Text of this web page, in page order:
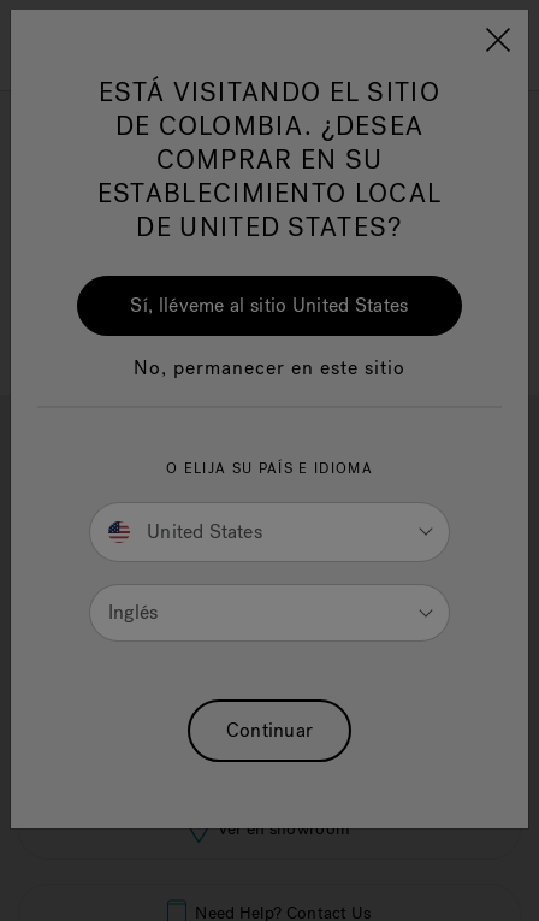
Jacuzzi&reg; Latin
Responsabilidad Social
HIDROMASAJE
Jacuzzi 2d+ X-Rail Massage
Chair
Reajuste La Selección
Item ColorBlack
Ver en showroom
Need Help? Contact Us
ESTÁ VISITANDO EL SITIO
DE COLOMBIA. ¿DESEA
COMPRAR EN SU
ESTABLECIMIENTO LOCAL
DE UNITED STATES?
Sí, lléveme al sitio United States
No, permanecer en este sitio
O ELIJA SU PAÍS E IDIOMA
United States
Inglés
Continuar